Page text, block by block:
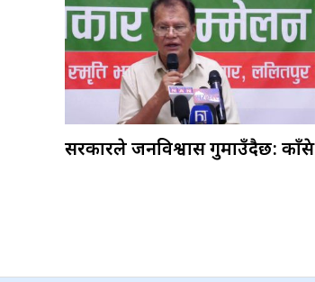
सरकारले जनविश्वास गुमाउँदैछ: काँग्रेस